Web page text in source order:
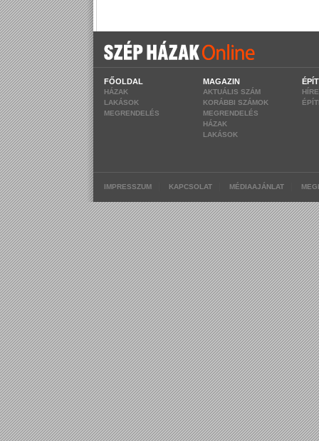
FŐOLDAL
HÁZAK
LAKÁSOK
MEGRENDELÉS
MAGAZIN
AKTUÁLIS SZÁM
KORÁBBI SZÁMOK
MEGRENDELÉS
HÁZAK
LAKÁSOK
IMPRESSZUM KAPCSOLAT MÉDIAAJÁNLAT